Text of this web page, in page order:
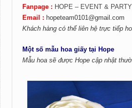
Fanpage : HOPE – EVENT &
Email : hopeteam0101@gmail.com
Khách hàng có thể liên hệ trực tiếp
Một số mẫu hoa giấy tại Hope
Mẫu hoa sẽ được Hope cập nhật